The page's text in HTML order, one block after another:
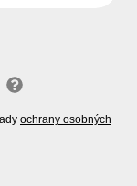
.
ochrany osobných